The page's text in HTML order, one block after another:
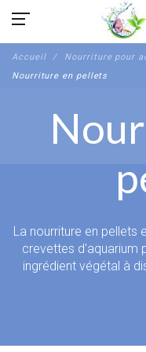
Accueil Nourriture pour
Nourriture en pellets
La nourriture en pellets
crevettes d'aquarium
ingrédient végétal à
bienfaits différents